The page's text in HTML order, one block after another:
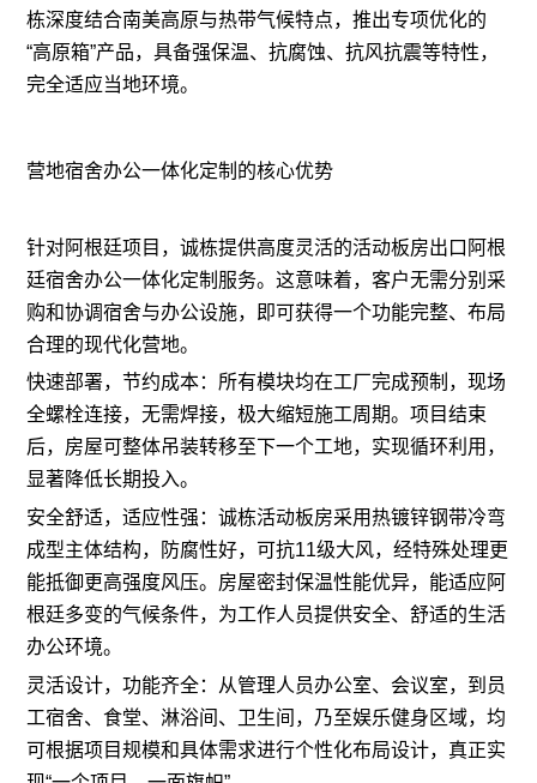
栋深度结合南美高原与热带气候特点，推出专项优化的
“高原箱”产品，具备强保温、抗腐蚀、抗风抗震等特性，
完全适应当地环境。
营地宿舍办公一体化定制的核心优势
针对阿根廷项目，诚栋提供高度灵活的活动板房出口阿根
廷宿舍办公一体化定制服务。这意味着，客户无需分别采
购和协调宿舍与办公设施，即可获得一个功能完整、布局
合理的现代化营地。
快速部署，节约成本：所有模块均在工厂完成预制，现场
全螺栓连接，无需焊接，极大缩短施工周期。项目结束
后，房屋可整体吊装转移至下一个工地，实现循环利用，
显著降低长期投入。
安全舒适，适应性强：诚栋活动板房采用热镀锌钢带冷弯
成型主体结构，防腐性好，可抗11级大风，经特殊处理更
能抵御更高强度风压。房屋密封保温性能优异，能适应阿
根廷多变的气候条件，为工作人员提供安全、舒适的生活
办公环境。
灵活设计，功能齐全：从管理人员办公室、会议室，到员
工宿舍、食堂、淋浴间、卫生间，乃至娱乐健身区域，均
可根据项目规模和具体需求进行个性化布局设计，真正实